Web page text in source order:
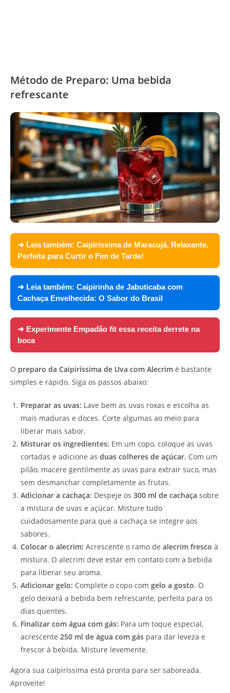
Método de Preparo: Uma bebida
refrescante
➜ Leia também: Caipiríssima de Maracujá, Relaxante,
Perfeita para Curtir o Fim de Tarde!
➜ Leia também: Caipirinha de Jabuticaba com
Cachaça Envelhecida: O Sabor do Brasil
➜ Experimente Empadão fit essa receita derrete na
boca
O preparo da Caipiríssima de Uva com Alecrim é bastante
simples e rápido. Siga os passos abaixo:
Preparar as uvas: Lave bem as uvas roxas e escolha as
mais maduras e doces. Corte algumas ao meio para
liberar mais sabor.
Misturar os ingredientes: Em um copo, coloque as uvas
cortadas e adicione as duas colheres de açúcar. Com um
pilão, macere gentilmente as uvas para extrair suco, mas
sem desmanchar completamente as frutas.
Adicionar a cachaça: Despeje os 300 ml de cachaça sobre
a mistura de uvas e açúcar. Misture tudo
cuidadosamente para que a cachaça se integre aos
sabores.
Colocar o alecrim: Acrescente o ramo de alecrim fresco à
mistura. O alecrim deve estar em contato com a bebida
para liberar seu aroma.
Adicionar gelo: Complete o copo com gelo a gosto. O
gelo deixará a bebida bem refrescante, perfeita para os
dias quentes.
Finalizar com água com gás: Para um toque especial,
acrescente 250 ml de água com gás para dar leveza e
frescor à bebida. Misture levemente.
Agora sua caipiríssima está pronta para ser saboreada.
Aproveite!